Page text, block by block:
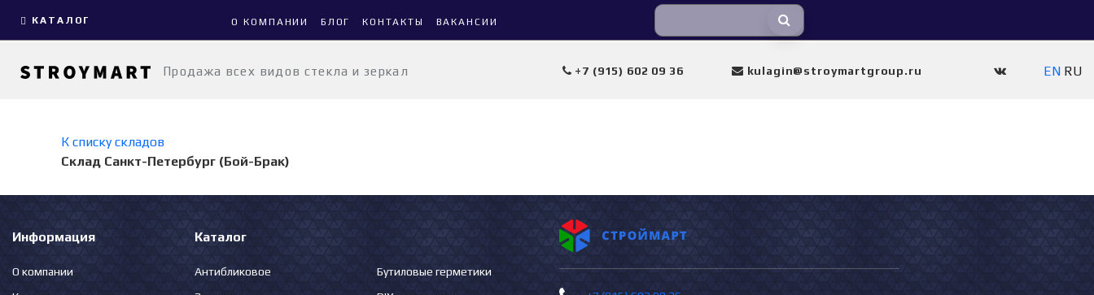
КАТАЛОГ О КОМПАНИИ БЛОГ КОНТАКТЫ ВАКАНСИИ
Продажа всех видов стекла и зеркал +7 (915) 602 09 36 kulagin@stroymartgroup.ru EN RU
К списку складов
Склад Санкт-Петербург (Бой-Брак)
Информация
О компании
Каталог
Антибликовое
Бутиловые герметики